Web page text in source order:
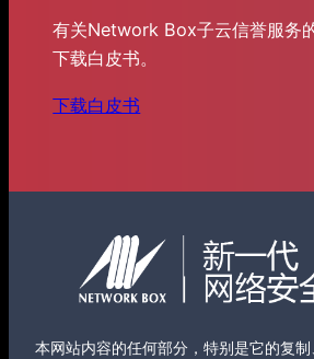
有关Network Box子云信誉服务
下载白皮书。
下载白皮书
本网站内容的任何部分，特别是它的复